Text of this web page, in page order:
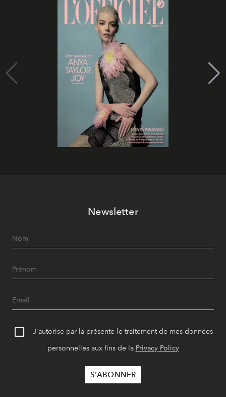
Newsletter
J'autorise par la présente le traitement de mes données
personnelles aux fins de la Privacy Policy